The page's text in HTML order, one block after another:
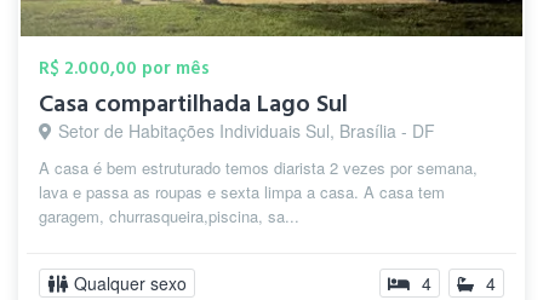
R$ 2.000,00 por mês
Casa compartilhada Lago Sul
Setor de Habitações Individuais Sul, Brasília - DF
A casa é bem estruturado temos diarista 2 vezes por semana,
lava e passa as roupas e sexta limpa a casa. A casa tem
garagem, churrasqueira,piscina, sa...
Qualquer sexo 4 4